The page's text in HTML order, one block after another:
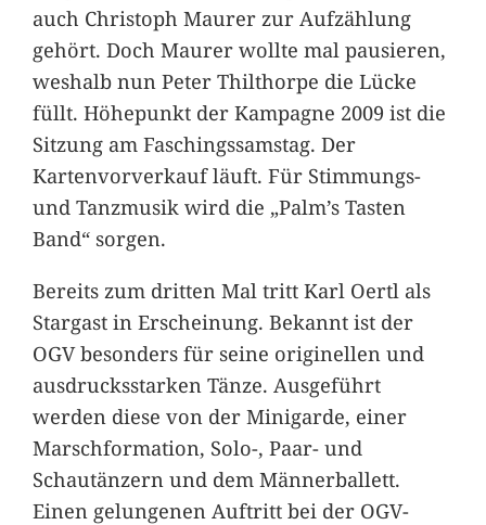
auch Christoph Maurer zur Aufzählung
gehört. Doch Maurer wollte mal pausieren,
weshalb nun Peter Thilthorpe die Lücke
füllt. Höhepunkt der Kampagne 2009 ist die
Sitzung am Faschingssamstag. Der
Kartenvorverkauf läuft. Für Stimmungs-
und Tanzmusik wird die „Palm’s Tasten
Band“ sorgen.
Bereits zum dritten Mal tritt Karl Oertl als
Stargast in Erscheinung. Bekannt ist der
OGV besonders für seine originellen und
ausdrucksstarken Tänze. Ausgeführt
werden diese von der Minigarde, einer
Marschformation, Solo-, Paar- und
Schautänzern und dem Männerballett.
Einen gelungenen Auftritt bei der OGV-